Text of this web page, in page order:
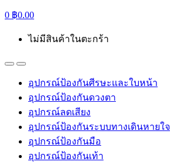
0 ฿0.00
ไม่มีสินค้าในตะกร้า
อุปกรณ์ป้องกันศีรษะและใบหน้า
อุปกรณ์ป้องกันดวงตา
อุปกรณ์ลดเสียง
อุปกรณ์ป้องกันระบบทางเดินหายใจ
อุปกรณ์ป้องกันมือ
อุปกรณ์ป้องกันเท้า